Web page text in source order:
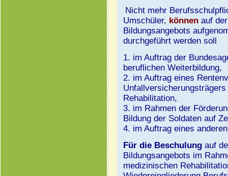
Nicht mehr
Umschüler, könnenauf der
Bildungsangebots
durchgeführt werden soll
1. im Auftrag der
beruflichen Weiterbildung,
2. im Auftrag eines
Rehabilitation,
3. im Rahmen der
Bildung der Soldaten auf
4. im Auftrag eines
Für die Beschulung auf
Bildungsangebots im
medizinischen